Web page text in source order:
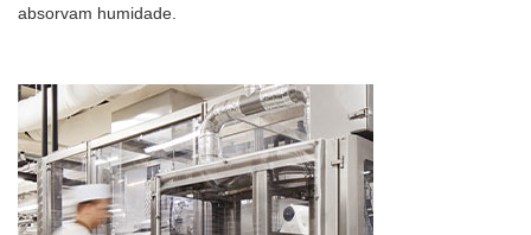
absorvam humidade.